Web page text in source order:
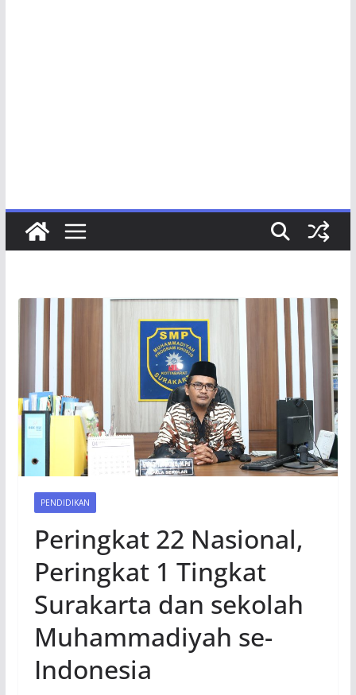
PENDIDIKAN
Peringkat 22 Nasional,
Peringkat 1 Tingkat
Surakarta dan sekolah
Muhammadiyah se-
Indonesia